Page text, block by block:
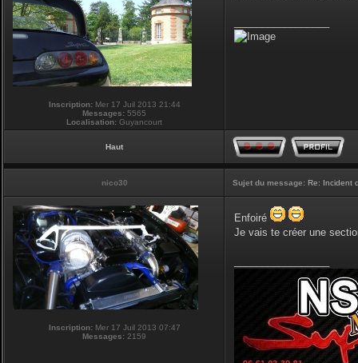
Inscription:Mer 17 Juil 2013 21:44
Messages: 5565
Localisation: Guyancourt
Haut
nico30 Sujet du message: Re: Incident
Inscription:Mer 17 Juil 2013 07:47
Messages: 2159
Enfoiré
Je vais te créer une